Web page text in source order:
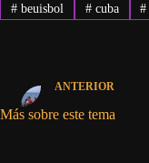
#beuisbol #cuba #
ANTERIOR
Más sobre este tema